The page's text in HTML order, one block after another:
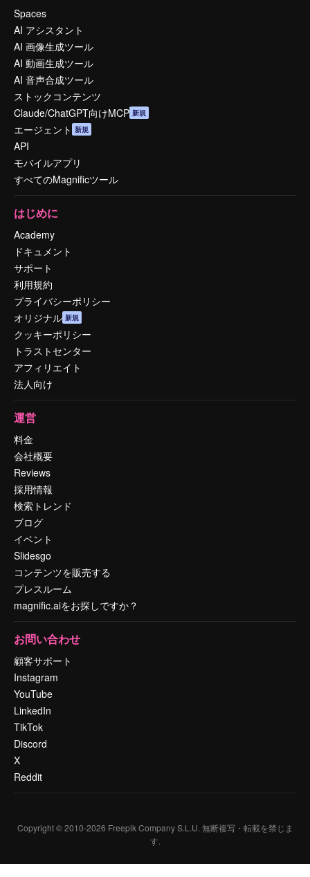
Spaces
AI アシスタント
AI 画像生成ツール
AI 動画生成ツール
AI 音声合成ツール
ストックコンテンツ
Claude/ChatGPT向けMCP 新規
エージェント 新規
API
モバイルアプリ
すべてのMagnificツール
はじめに
Academy
ドキュメント
サポート
利用規約
プライバシーポリシー
オリジナル 新規
クッキーポリシー
トラストセンター
アフィリエイト
法人向け
運営
料金
会社概要
Reviews
採用情報
検索トレンド
ブログ
イベント
Slidesgo
コンテンツを販売する
プレスルーム
magnific.aiをお探しですか？
お問い合わせ
顧客サポート
Instagram
YouTube
LinkedIn
TikTok
Discord
X
Reddit
Copyright © 2010-2026 Freepik Company S.L.U. 無断複写・転載を禁じま
す.